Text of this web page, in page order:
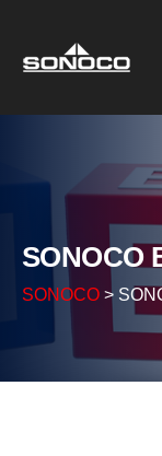
SONOCO
SONOCO >